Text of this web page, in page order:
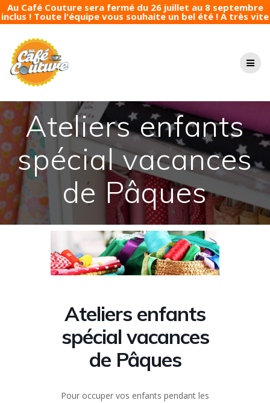
Au Café Couture sera fermé du 26 juillet au 8 septembre
inclus ! Toute l'équipe vous souhaite un bel été ! A très vite
Ateliers enfants
spécial vacances
de Pâques
Ateliers enfants
spécial vacances
de Pâques
Pour occuper vos enfants pendant les